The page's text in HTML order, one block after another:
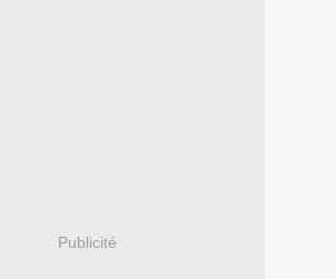
Publicité